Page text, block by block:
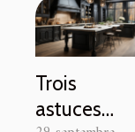
Trois
astuces